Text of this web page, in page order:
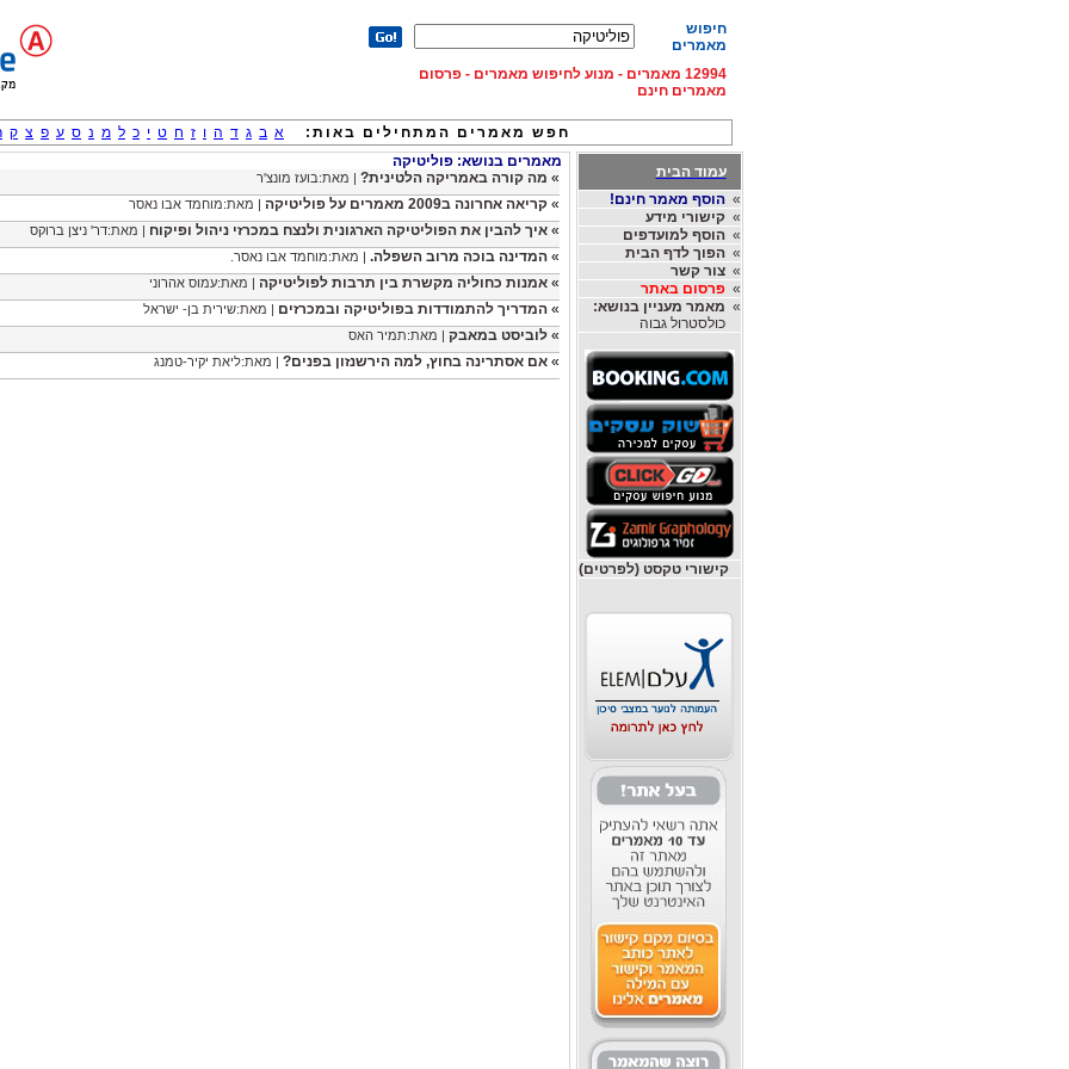
חיפוש
מאמרים
12994 מאמרים - מנוע לחיפוש מאמרים - פרסום
מאמרים חינם
חפש מאמרים המתחילים באות: א ב ג ד ה ו ז ח ט י כ ל מ נ ס ע פ צ ק
עמוד הבית
»הוסף מאמר חינם!
»קישורי מידע
»הוסף למועדפים
»הפוך לדף הבית
»צור קשר
»פרסום באתר
» מאמר מעניין בנושא:
כולסטרול גבוה
קישורי טקסט (לפרטים)
מאמרים בנושא: פוליטיקה
» מה קורה באמריקה הלטינית? | מאת:בועז מונצ'ר
» קריאה אחרונה ב2009 מאמרים על פוליטיקה | מאת:מוחמד אבו נאסר
» איך להבין את הפוליטיקה הארגונית ולנצח במכרזי ניהול ופיקוח | מאת:דר' ניצן ברוקס
» המדינה בוכה מרוב השפלה. | מאת:מוחמד אבו נאסר.
» אמנות כחוליה מקשרת בין תרבות לפוליטיקה | מאת:עמוס אהרוני
» המדריך להתמודדות בפוליטיקה ובמכרזים | מאת:שירית בן- ישראל
» לוביסט במאבק | מאת:תמיר האס
» אם אסתרינה בחוץ, למה הירשנזון בפנים? | מאת:ליאת יקיר-טמנג